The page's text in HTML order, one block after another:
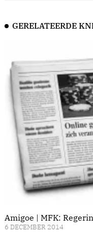
GERELATEERDE
Amigoe | MFK:
6 DECEMBER 2014